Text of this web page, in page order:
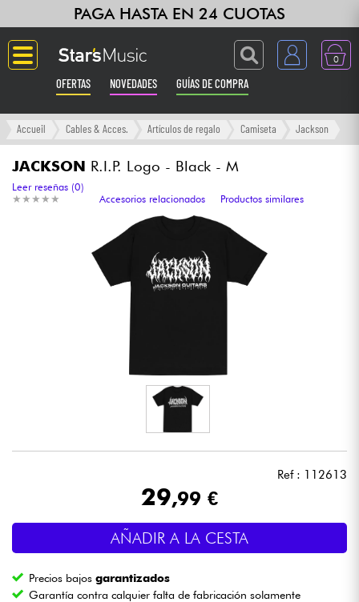
PAGA HASTA EN 24 CUOTAS
0
OFERTAS NOVEDADES GUÍAS DE COMPRA
Langue
Guitarras & Bajos
Ampli & Efectos
Sintetizadores & samplers
Sistemas de Sonido
Batería y percusión
Accueil Cables & Acces. Artículos de regalo Camiseta Jackson
JACKSON R.I.P. Logo - Black - M
★ ★ ★ ★ ★
★ ★ ★ ★ ★
Leer reseñas (0)
Accesorios relacionados
Productos similares
Ref : 112613
29,99 €
AÑADIR A LA CESTA
Precios bajosgarantizados
Garantía contra calquier falta de fabricación solamente